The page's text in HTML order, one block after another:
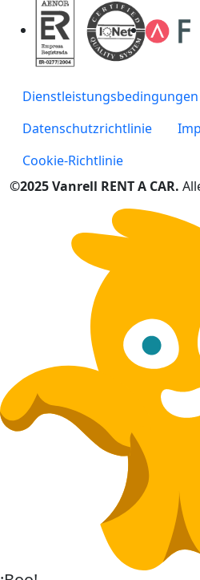
Dienstleistungsbedingungen
Datenschutzrichtlinie
Cookie-Richtlinie
©2025 Vanrell RENT A CAR.